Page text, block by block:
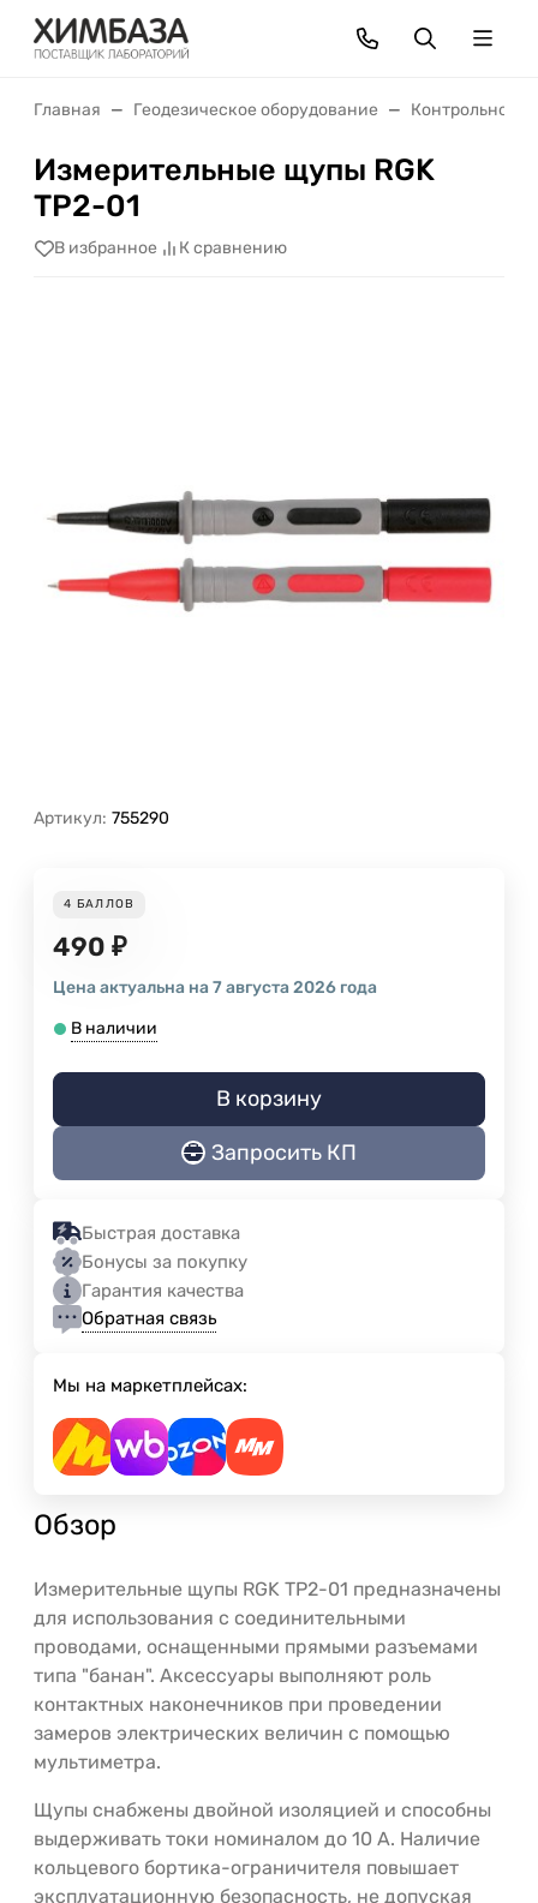
Главная Геодезическое оборудование Контрольно-
Измерительные щупы RGK
TP2-01
В избранное К сравнению
Артикул: 755290
4 БАЛЛОВ
490 ₽
Цена актуальна на 7 августа 2026 года
В наличии
В корзину
Запросить КП
Быстрая доставка
Бонусы за покупку
Гарантия качества
Обратная связь
Мы на маркетплейсах:
Обзор
Измерительные щупы RGK TP2-01 предназначены
для использования с соединительными
проводами, оснащенными прямыми разъемами
типа "банан". Аксессуары выполняют роль
контактных наконечников при проведении
замеров электрических величин с помощью
мультиметра.
Щупы снабжены двойной изоляцией и способны
выдерживать токи номиналом до 10 А. Наличие
кольцевого бортика-ограничителя повышает
эксплуатационную безопасность, не допуская